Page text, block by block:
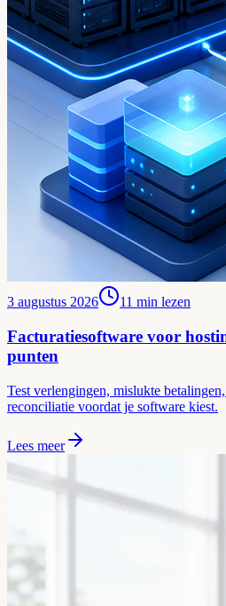
3 augustus 2026 11 min lezen
Facturatiesoftware voor
punten
Test verlengingen, mislukte
reconciliatie voordat je software kiest.
Lees meer